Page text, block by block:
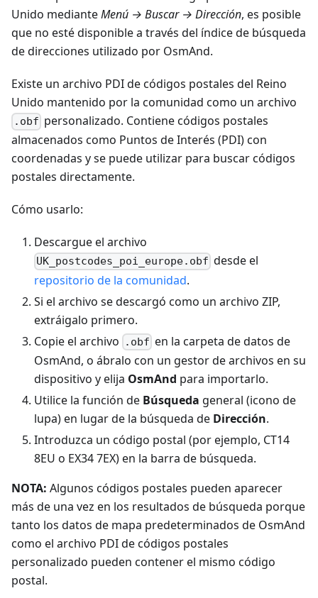
Unido medianteMenú → Buscar → Dirección, es posible
que no esté disponible a través del índice de búsqueda
de direcciones utilizado por OsmAnd.
Existe un archivo PDI de códigos postales del Reino
Unido mantenido por la comunidad como un archivo
.obf personalizado. Contiene códigos postales
almacenados como Puntos de Interés (PDI) con
coordenadas y se puede utilizar para buscar códigos
postales directamente.
Cómo usarlo:
Descargue el archivo
UK_postcodes_poi_europe.obf desde el
repositorio de la comunidad.
Si el archivo se descargó como un archivo ZIP,
extráigalo primero.
Copie el archivo
.obf en la carpeta de datos de
OsmAnd, o ábralo con un gestor de archivos en su
dispositivo y elija OsmAnd para importarlo.
Utilice la función de Búsqueda general (icono de
lupa) en lugar de la búsqueda de Dirección.
Introduzca un código postal (por ejemplo, CT14
8EU o EX34 7EX) en la barra de búsqueda.
NOTA: Algunos códigos postales pueden aparecer
más de una vez en los resultados de búsqueda porque
tanto los datos de mapa predeterminados de OsmAnd
como el archivo PDI de códigos postales
personalizado pueden contener el mismo código
postal.